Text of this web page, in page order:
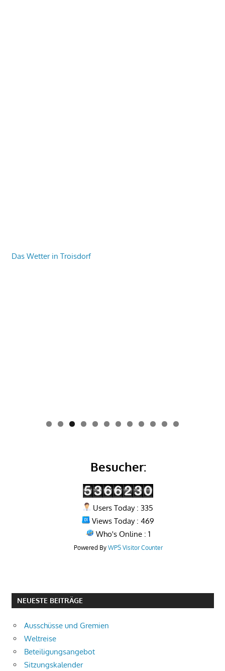
Das Wetter in Troisdorf
0 1 2
Besucher:
Users Today : 335
Views Today : 469
Who's Online : 1
Powered By WPS Visitor Counter
NEUESTE BEITRÄGE
Ausschüsse und Gremien
Weltreise
Beteiligungsangebot
Sitzungskalender